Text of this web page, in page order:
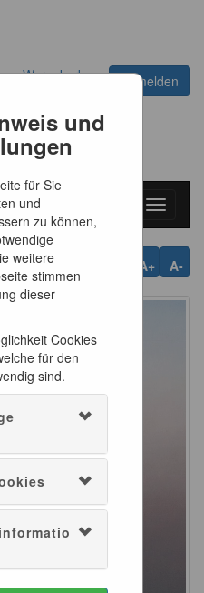
und
für Sie
und
zu können,
weitere
stimmen
dieser
Cookies
für den
sind.
Warenkorb
Anmelden
Toggle
A-
A+